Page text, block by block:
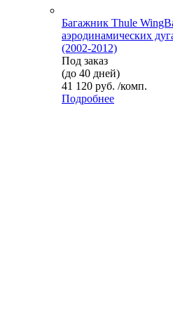
Багажник Thule
аэродинамических
(2002-2012)
Под заказ
(до 40 дней)
41 120 руб. /комп.
Подробнее